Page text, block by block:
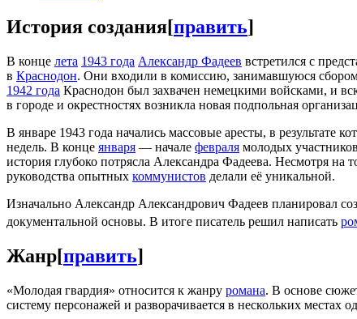
История создания[править]
В конце лета 1943 года Александр Фадеев встретился с
в Краснодон. Они входили в комиссию, занимавшуюся
1942 года Краснодон был захвачен немецкими войсками, и
в городе и окрестностях возникла новая подпольная
В январе 1943 года начались массовые аресты, в
недель. В конце января — начале февраля молодых
история глубоко потрясла Александра Фадеева. Несмотря
руководства опытных коммунистов делали её уникальной.
Изначально Александр Александрович Фадеев планировал
документальной основы. В итоге писатель решил написать
Жанр[править]
«Молодая гвардия» относится к жанру романа. В основе
систему персонажей и разворачивается в нескольких местах